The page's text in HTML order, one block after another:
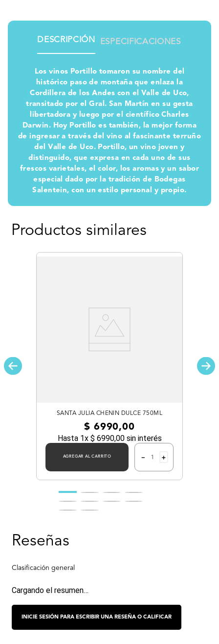
DESCRIPCIÓN ESPECIFICACIONES
Los vinos Portillo tomaron su nombre del
histórico paso de montaña que enlaza la
Cordillera de los Andes con el Valle de Uco,
transitado por el Gral. San Martín en su gesta
libertadora y luego por el científico Charles
Darwin. Hoy Portillo es también, la mejor forma
de ingresar a través del vino al fascinante terruño
del Valle de Uco. Portillo, un vino joven y
distinguido, que expresa en cada uno de sus
frescos varietales, el color, los aromas y un sabor
especial dado por la tradición de Bodegas
Salentein, con un estilo personal y propio.
Productos similares
SANTA JULIA CHENIN DULCE 750ML
$ 6990,00
Hasta 1x $ 6990,00sin interés
AGREGAR AL CARRITO ＋
－
Cargando el resumen…